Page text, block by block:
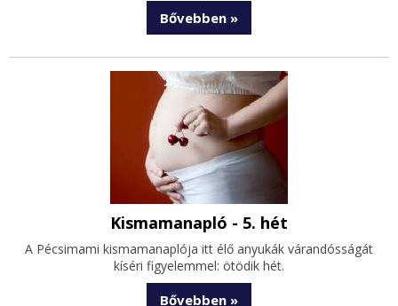
Bővebben »
Kismamanapló - 5. hét
A Pécsimami kismamanaplója itt élő anyukák várandósságát
kíséri figyelemmel: ötödik hét.
Bővebben »